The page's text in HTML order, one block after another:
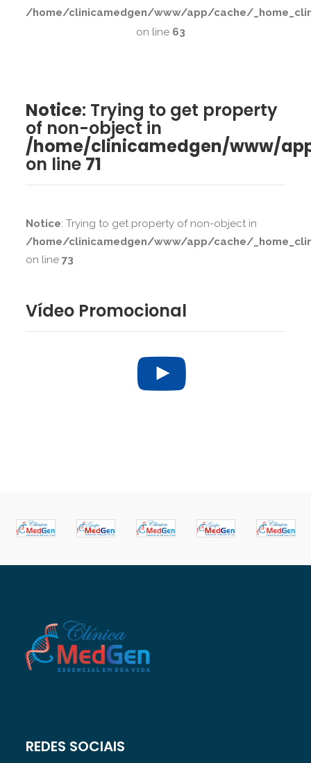
/home/clinicamedgen/www/app/cache/
on line 63
Notice: Trying to get property
of non-object in
/home/clinicamedgen/www/
on line 71
Notice: Trying to get property of non-object in
/home/clinicamedgen/www/app/cache/
on line73
Vídeo Promocional
REDES SOCIAIS